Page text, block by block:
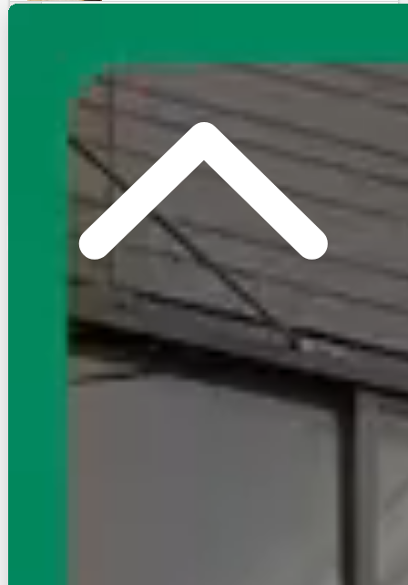
15万円
敷
15万
25.93㎡
空室確認 無料 電話で問合せ
お店にLINEで相談する
賃貸マンション
東西線/神楽坂駅 徒歩1分
東京都新宿区矢来町
築44年
建物階数
6階建 (地下1階)